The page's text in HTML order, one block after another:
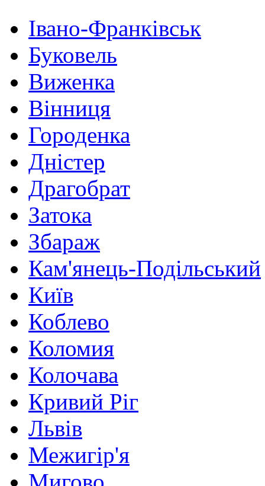
Івано-Франківськ
Буковель
Виженка
Вінниця
Городенка
Дністер
Драгобрат
Затока
Збараж
Кам'янець-Подільський
Київ
Коблево
Коломия
Колочава
Кривий Ріг
Львів
Межигір'я